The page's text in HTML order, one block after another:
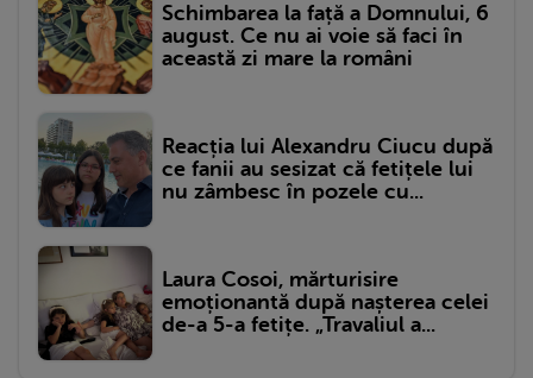
Schimbarea la față a Domnului, 6
august. Ce nu ai voie să faci în
această zi mare la români
Reacția lui Alexandru Ciucu după
ce fanii au sesizat că fetițele lui
nu zâmbesc în pozele cu...
Laura Cosoi, mărturisire
emoționantă după nașterea celei
de-a 5-a fetițe. „Travaliul a...